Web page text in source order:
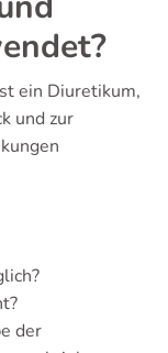
ein Diuretikum,
und zur
der